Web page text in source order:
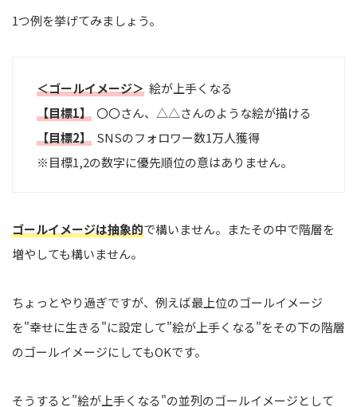
1つ例を挙げてみましょう。
＜ゴールイメージ＞ 絵が上手くなる
【目標1】 〇〇さん、△△さんのような絵が描ける
【目標2】 SNSのフォロワー数1万人獲得
※目標1,2の数字に優先順位の意はありません。
ゴールイメージは抽象的で構いません。またその中で階層を
増やしても構いません。
ちょっとやり過ぎですが、例えば最上位のゴールイメージ
を"幸せに生きる"に設定して"絵が上手くなる"をその下の階層
のゴールイメージにしてもOKです。
そうすると"絵が上手くなる"の並列のゴールイメージとして